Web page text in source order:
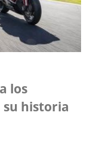
los
su historia